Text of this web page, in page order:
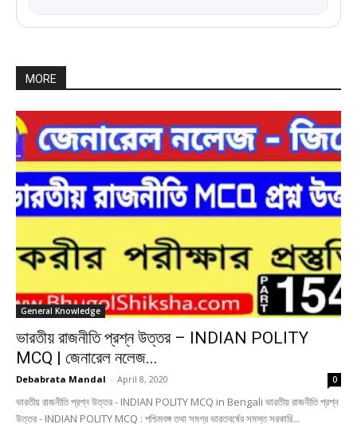
MORE
General Knowledge
ভারতীয় রাজনীতি প্রশ্ন উত্তর – INDIAN POLITY
MCQ | জেনারেল নলেজ...
Debabrata Mandal - April 8, 2020 0
ভারতীয় রাজনীতি প্রশ্ন উত্তর - INDIAN POLITY MCQ in Bengali ভারতীয় রাজনীতি প্রশ্ন
উত্তর - INDIAN POLITY MCQ : পশ্চিমবঙ্গ তথা সমগ্র ভারতবর্ষের সমস্ত সরকারি...